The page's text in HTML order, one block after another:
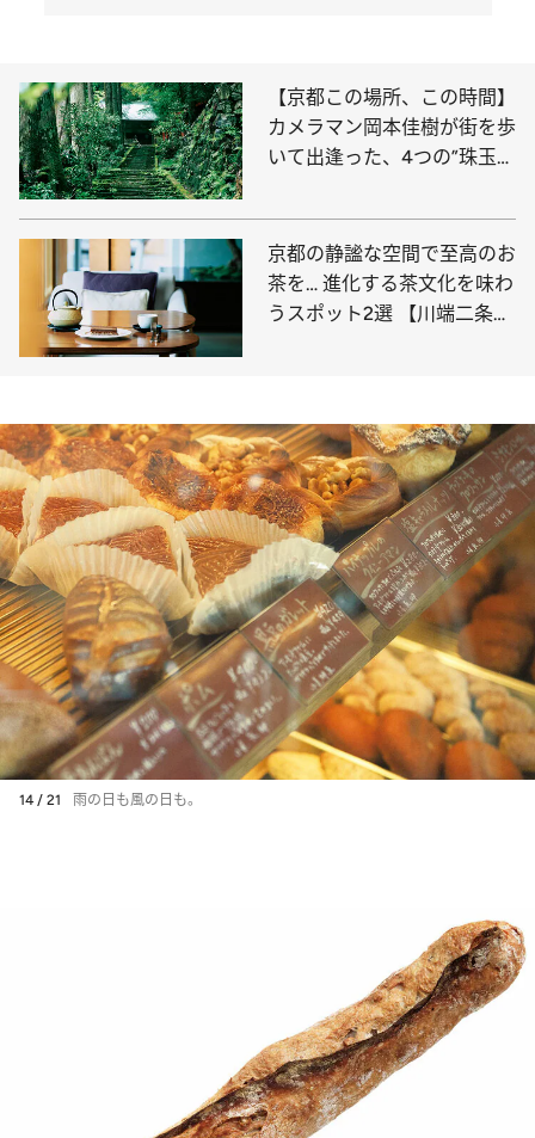
【京都この場所、この時間】
カメラマン岡本佳樹が街を歩
いて出逢った、4つの”珠玉の
京都の静謐な空間で至高のお
茶を… 進化する茶文化を味わ
うスポット2選 【川端二条・
14 / 21 雨の日も風の日も。